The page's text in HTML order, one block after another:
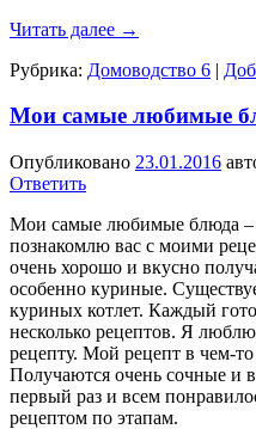
Читать далее →
Рубрика: Домоводство 6 |
Мои самые любимые
Опубликовано 23.01.2016
Ответить
Мои самые любимые блюда –
познакомлю вас с моими
очень хорошо и вкусно
особенно куриные.
куриных котлет. Каждый
несколько рецептов. Я
рецепту. Мой рецепт в чем-
Получаются очень сочные и
первый раз и всем
рецептом по этапам.